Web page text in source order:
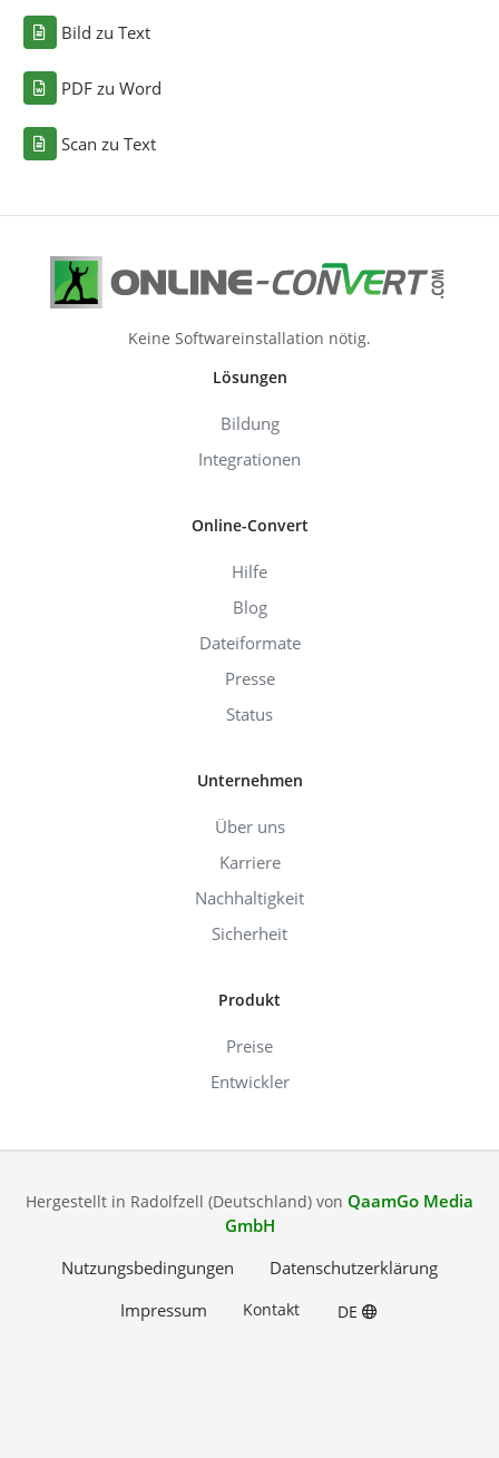
Bild zu Text
PDF zu Word
Scan zu Text
Keine Softwareinstallation nötig.
Lösungen
Bildung
Integrationen
Online-Convert
Hilfe
Blog
Dateiformate
Presse
Status
Unternehmen
Über uns
Karriere
Nachhaltigkeit
Sicherheit
Produkt
Preise
Entwickler
Hergestellt in Radolfzell (Deutschland) von QaamGo Media
GmbH
Nutzungsbedingungen
Datenschutzerklärung
Impressum
Kontakt DE